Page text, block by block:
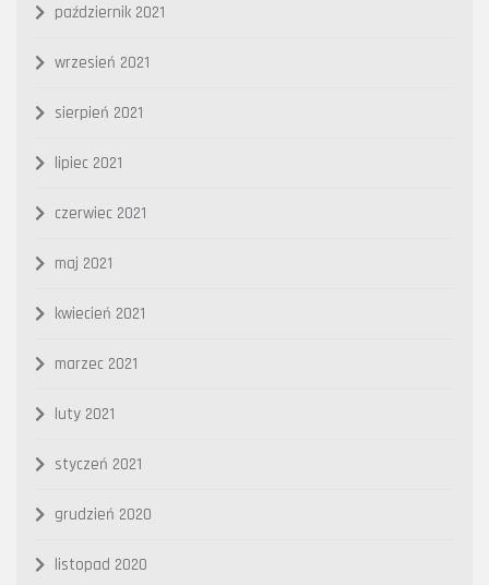
październik 2021
wrzesień 2021
sierpień 2021
lipiec 2021
czerwiec 2021
maj 2021
kwiecień 2021
marzec 2021
luty 2021
styczeń 2021
grudzień 2020
listopad 2020